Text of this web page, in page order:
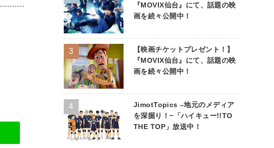
『MOVIX仙台』にて、話題の映
画を続々公開中！
【映画チケットプレゼント！】
『MOVIX仙台』にて、話題の映
画を続々公開中！
JimotTopics –地元のメディア
を深掘り！−「ハイキュー!!TO
THE TOP」放送中！